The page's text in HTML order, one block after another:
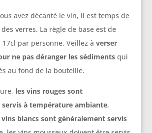
avez décanté le vin, il est temps de
verres. La règle de base est de
par personne. Veillez à verser
ne pas déranger les sédimentsqui
au fond de la bouteille.
les vins rouges sont
à température ambiante,
vins blancs sont généralement servis